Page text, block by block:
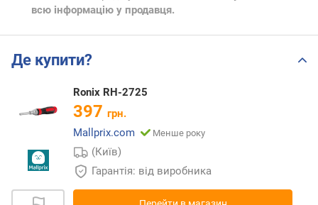
всю інформацію у продавця.
Де купити?
Ronix RH-2725
397 грн.
Mallprix.com
Менше року
(Київ)
Гарантія: від виробника